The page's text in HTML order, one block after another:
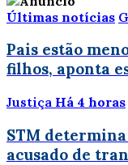
Últimas notícias
Pais estão
filhos, aponta
Justiça Há 4 horas
STM
acusado de